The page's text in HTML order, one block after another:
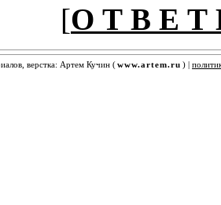
[О Т В Е Т
верстка: Артем Кучин (www.artem.ru ) |